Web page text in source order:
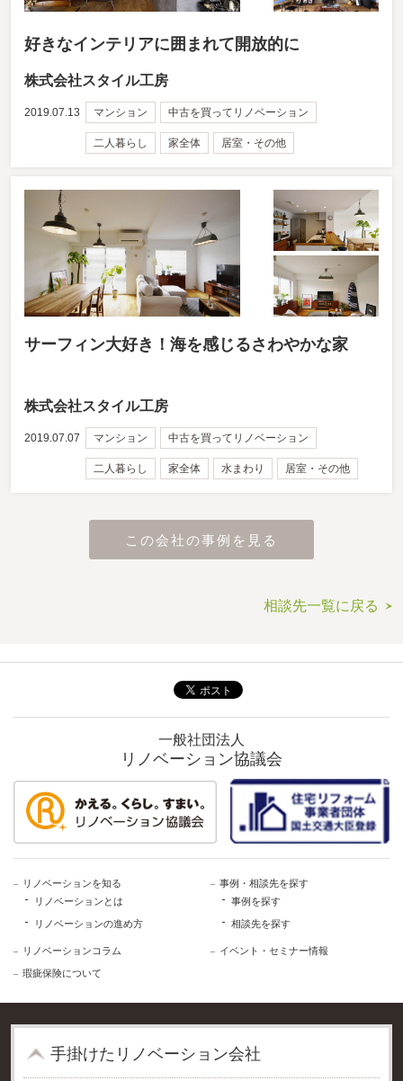
好きなインテリアに囲まれて開放的に
株式会社スタイル工房
2019.07.13 マンション 中古を買ってリノベーション
二人暮らし 家全体 居室・その他
サーフィン大好き！海を感じるさわやかな家
株式会社スタイル工房
2019.07.07 マンション 中古を買ってリノベーション
二人暮らし 家全体 水まわり 居室・その他
この会社の事例を見る
相談先一覧に戻る
⼿掛けたリノベーション会社
一般社団法人
リノベーション協議会
リノベーションを知る
リノベーションとは
リノベーションの進め方
リノベーションコラム
瑕疵保険について
事例・相談先を探す
事例を探す
相談先を探す
イベント・セミナー情報